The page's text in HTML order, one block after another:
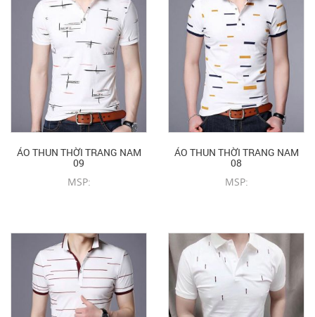
ÁO THUN THỜI TRANG NAM
09
MSP:
ÁO THUN THỜI TRANG NAM
08
MSP: